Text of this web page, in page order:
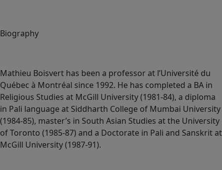
Biography
Mathieu Boisvert has been a professor at l’Université du
Québec à Montréal since 1992. He has completed a BA in
Religious Studies at McGill University (1981-84), a diploma
in Pali language at Siddharth College of Mumbai University
(1984-85), master’s in South Asian Studies at the University
of Toronto (1985-87) and a Doctorate in Pali and Sanskrit at
McGill University (1987-91).